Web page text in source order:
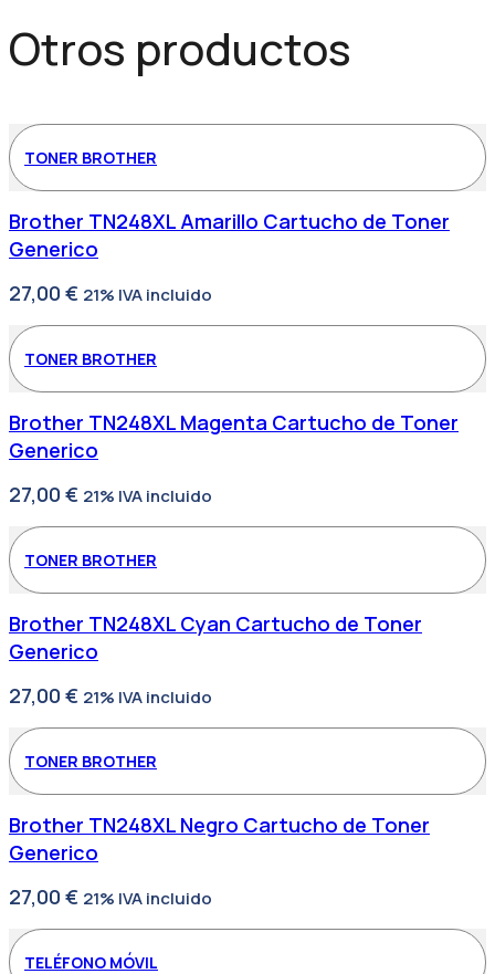
Otros productos
TONER BROTHER
Brother TN248XL Amarillo Cartucho de Toner
Generico
27,00 € 21% IVA incluido
TONER BROTHER
Brother TN248XL Magenta Cartucho de Toner
Generico
27,00 € 21% IVA incluido
TONER BROTHER
Brother TN248XL Cyan Cartucho de Toner
Generico
27,00 € 21% IVA incluido
TONER BROTHER
Brother TN248XL Negro Cartucho de Toner
Generico
27,00 € 21% IVA incluido
TELÉFONO MÓVIL